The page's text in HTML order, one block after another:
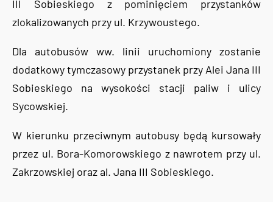
III Sobieskiego z pominięciem przystanków
zlokalizowanych przy ul. Krzywoustego.
Dla autobusów ww. linii uruchomiony zostanie
dodatkowy tymczasowy przystanek przy Alei Jana III
Sobieskiego na wysokości stacji paliw i ulicy
Sycowskiej.
W kierunku przeciwnym autobusy będą kursowały
przez ul. Bora-Komorowskiego z nawrotem przy ul.
Zakrzowskiej oraz al. Jana III Sobieskiego.